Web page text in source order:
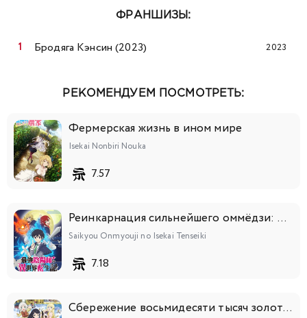
ФРАНШИЗЫ:
Бродяга Кэнсин (2023) 2023
РЕКОМЕНДУЕМ ПОСМОТРЕТЬ:
Фермерская жизнь в ином мире
Isekai Nonbiri Nouka
7.57
Реинкарнация сильнейшего оммёдзи: Эти монстры слишком слабы по сравнению с моим ёкаем
Saikyou Onmyouji no Isekai Tenseiki
7.18
Сбережение восьмидесяти тысяч золотых монет в другом мире к моей старости